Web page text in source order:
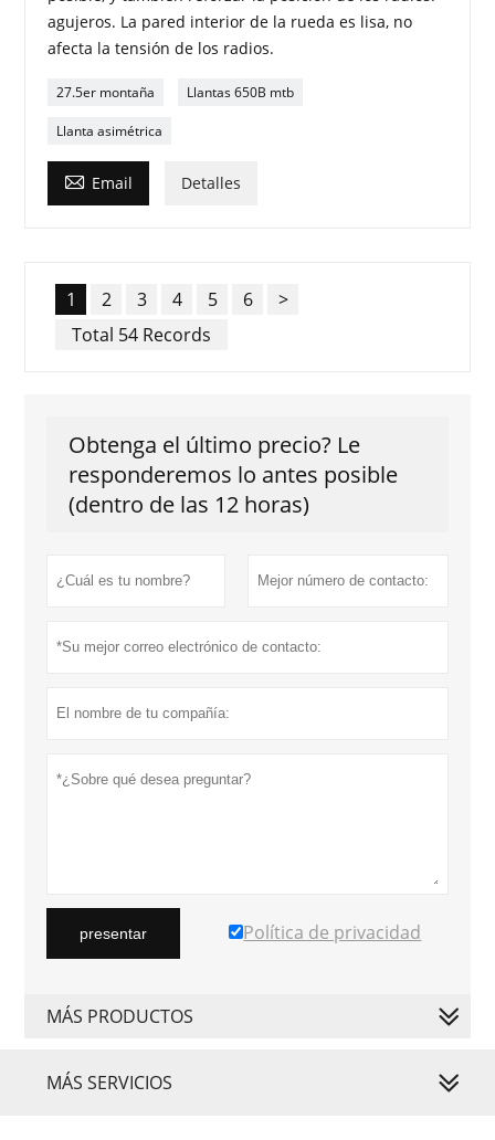
agujeros. La pared interior de la rueda es lisa, no
afecta la tensión de los radios.
27.5er montaña Llantas 650B mtb
Llanta asimétrica
 Email Detalles
1 2 3 4 5 6
>
Total 54 Records
Obtenga el último precio? Le
responderemos lo antes posible
(dentro de las 12 horas)
presentar Política de privacidad
MÁS PRODUCTOS
MÁS SERVICIOS